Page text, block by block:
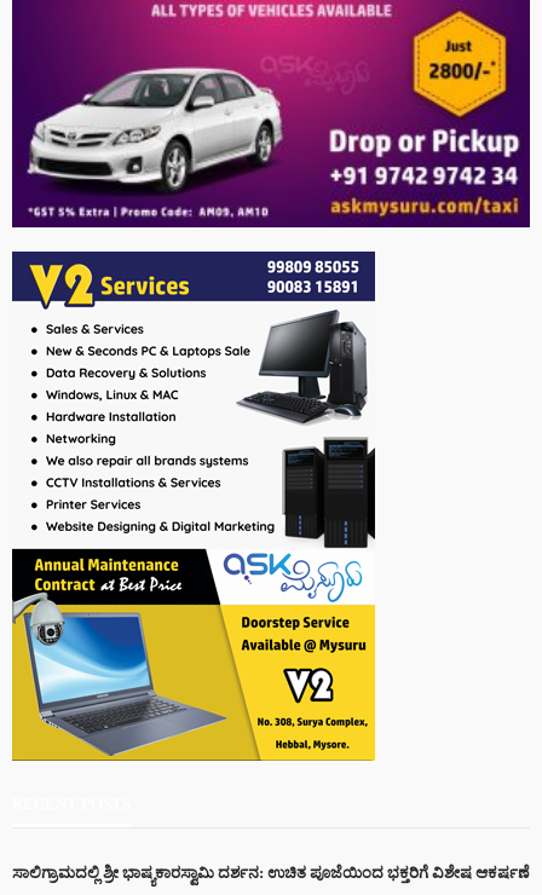
ಸಾಲಿಗ್ರಾಮದಲ್ಲಿ ಶ್ರೀ ಭಾಷ್ಯಕಾರಸ್ವಾಮಿ ದರ್ಶನ: ಉಚಿತ ಪೂಜೆಯಿಂದ ಭಕ್ತರಿಗೆ ವಿಶೇಷ ಆಕರ್ಷಣೆ